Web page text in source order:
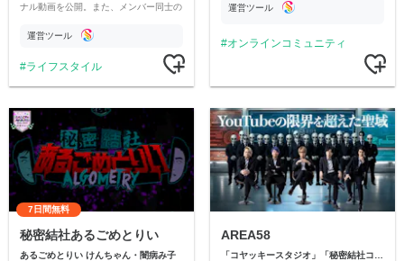
ナル動画を公開。また、メンバー同士の
ただいています。
運営ツール
ライフスタイル
運営ツール
オンラインコミュニティ
7日間無料
秘密結社あるごめとりい
あるごめとりい けんちゃん・闇病み子
AREA58